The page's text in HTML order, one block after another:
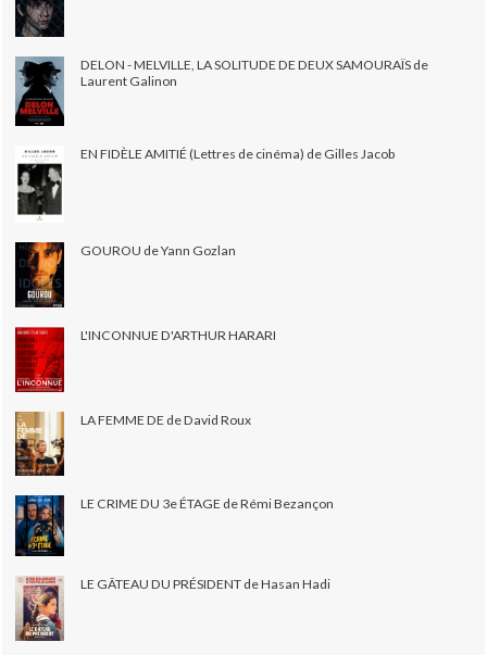
DELON - MELVILLE, LA SOLITUDE DE DEUX SAMOURAÏS de
Laurent Galinon
EN FIDÈLE AMITIÉ (Lettres de cinéma) de Gilles Jacob
GOUROU de Yann Gozlan
L'INCONNUE D'ARTHUR HARARI
LA FEMME DE de David Roux
LE CRIME DU 3e ÉTAGE de Rémi Bezançon
LE GÂTEAU DU PRÉSIDENT de Hasan Hadi